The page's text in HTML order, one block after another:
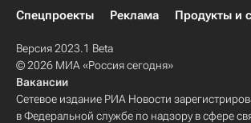
Спецпроекты
Реклама Продукты и
Версия 2023.1 Beta
© 2026 МИА «Россия сегодня»
Вакансии
Сетевое издание РИА Новости
в Федеральной службе по надзору в сфере